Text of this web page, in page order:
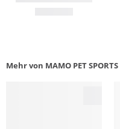
Mehr von MAMO PET SPORTS